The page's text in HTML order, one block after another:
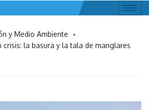
y Medio Ambiente
crisis: la basura y la tala de manglares